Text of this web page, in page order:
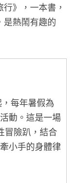
》，一本書，
是熱鬧有趣的
每年暑假為
動。這是一場
冒險趴，結合
小手的身體律